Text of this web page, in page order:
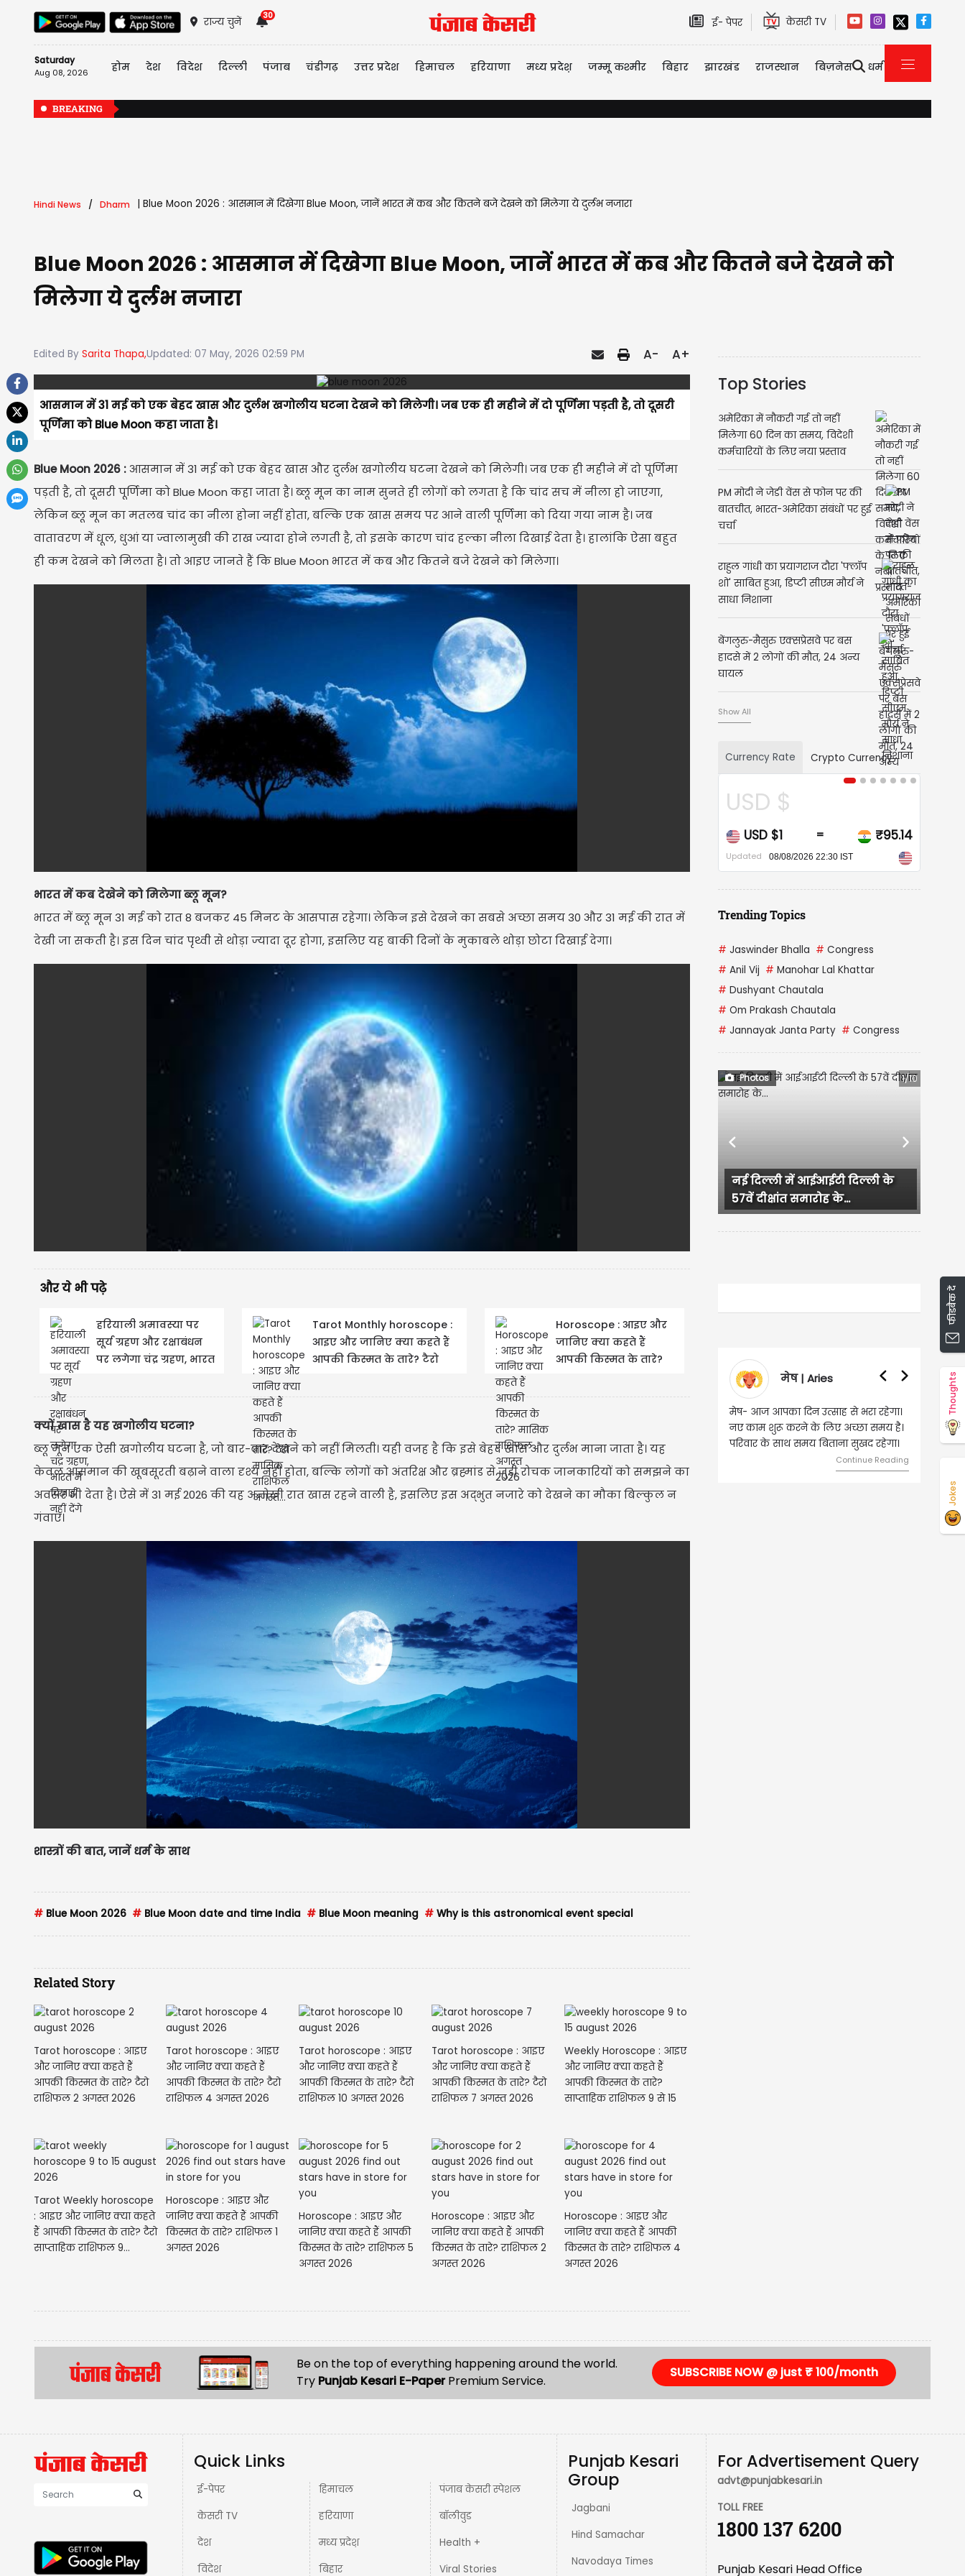
राज्य चुनें
30
ई- पेपर केसरी TV
Saturday
Aug 08, 2026 होम देश विदेश दिल्ली पंजाब चंडीगढ़ उत्तर प्रदेश हिमाचल हरियाणा मध्य प्रदेश़ जम्मू कश्मीर बिहार झारखंड राजस्थान बिज़नेस धर्म
BREAKING
Hindi News Dharm Blue Moon 2026 : आसमान में दिखेगा Blue Moon, जानें भारत में कब और कितने बजे देखने को मिलेगा ये दुर्लभ नजारा
Blue Moon 2026 : आसमान में दिखेगा Blue Moon, जानें भारत में कब और कितने बजे देखने को
मिलेगा ये दुर्लभ नजारा
Edited By Sarita Thapa,Updated: 07 May, 2026 02:59 PM A- A+
आसमान में 31 मई को एक बेहद खास और दुर्लभ खगोलीय घटना देखने को मिलेगी। जब एक ही महीने में दो पूर्णिमा पड़ती है, तो दूसरी
पूर्णिमा को Blue Moon कहा जाता है।
Blue Moon 2026 :आसमान में 31 मई को एक बेहद खास और दुर्लभ खगोलीय घटना देखने को मिलेगी। जब एक ही महीने में दो पूर्णिमा
पड़ती है, तो दूसरी पूर्णिमा को Blue Moon कहा जाता है। ब्लू मून का नाम सुनते ही लोगों को लगता है कि चांद सच में नीला हो जाएगा,
लेकिन ब्लू मून का मतलब चांद का नीला होना नहीं होता, बल्कि एक खास समय पर आने वाली पूर्णिमा को दिया गया नाम है। जब
वातावरण में धूल, धुआं या ज्वालामुखी की राख ज्यादा होने लगती है, तो इसके कारण चांद हल्का नीला दिखाई देता है। हालांकि ऐसा बहुत
ही कम देखने को मिलता है। तो आइए जानते हैं कि Blue Moon भारत में कब और कितने बजे देखने को मिलेगा।
भारत में कब देखेने को मिलेगा ब्लू मून?
भारत में ब्लू मून 31 मई को रात 8 बजकर 45 मिनट के आसपास रहेगा। लेकिन इसे देखने का सबसे अच्छा समय 30 और 31 मई की रात में
देखी जा सकती है। इस दिन चांद पृथ्वी से थोड़ा ज्यादा दूर होगा, इसलिए यह बाकी दिनों के मुकाबले थोड़ा छोटा दिखाई देगा।
और ये भी पढ़े
हरियाली अमावस्या पर
सूर्य ग्रहण और रक्षाबंधन
पर लगेगा चंद्र ग्रहण, भारत
Tarot Monthly horoscope :
आइए और जानिए क्या कहते हैं
आपकी किस्मत के तारे? टैरो
Horoscope : आइए और
जानिए क्या कहते हैं
आपकी किस्मत के तारे?
क्यों खास है यह खगोलीय घटना?
ब्लू मून एक ऐसी खगोलीय घटना है, जो बार-बार देखने को नहीं मिलती। यही वजह है कि इसे बेहद खास और दुर्लभ माना जाता है। यह
केवल आसमान की खूबसूरती बढ़ाने वाला दृश्य नहीं होता, बल्कि लोगों को अंतरिक्ष और ब्रह्मांड से जुड़ी रोचक जानकारियों को समझने का
अवसर भी देता है। ऐसे में 31 मई 2026 की यह अनोखी रात खास रहने वाली है, इसलिए इस अद्भुत नजारे को देखने का मौका बिल्कुल न
गंवाएं।
शास्त्रों की बात, जानें धर्म के साथ
# Blue Moon 2026 # Blue Moon date and time India # Blue Moon meaning # Why is this astronomical event special
Related Story
Tarot horoscope : आइए
और जानिए क्या कहते हैं
आपकी किस्मत के तारे? टैरो
राशिफल 2 अगस्त 2026
Tarot horoscope : आइए
और जानिए क्या कहते हैं
आपकी किस्मत के तारे? टैरो
राशिफल 4 अगस्त 2026
Tarot horoscope : आइए
और जानिए क्या कहते हैं
आपकी किस्मत के तारे? टैरो
राशिफल 10 अगस्त 2026
Tarot horoscope : आइए
और जानिए क्या कहते हैं
आपकी किस्मत के तारे? टैरो
राशिफल 7 अगस्त 2026
Weekly Horoscope : आइए
और जानिए क्या कहते हैं
आपकी किस्मत के तारे?
साप्ताहिक राशिफल 9 से 15
Tarot Weekly horoscope
: आइए और जानिए क्या कहते
हैं आपकी किस्मत के तारे? टैरो
साप्ताहिक राशिफल 9...
Horoscope : आइए और
जानिए क्या कहते हैं आपकी
किस्मत के तारे? राशिफल 1
अगस्त 2026
Horoscope : आइए और
जानिए क्या कहते हैं आपकी
किस्मत के तारे? राशिफल 5
अगस्त 2026
Horoscope : आइए और
जानिए क्या कहते हैं आपकी
किस्मत के तारे? राशिफल 2
अगस्त 2026
Horoscope : आइए और
जानिए क्या कहते हैं आपकी
किस्मत के तारे? राशिफल 4
अगस्त 2026
Top Stories
अमेरिका में नौकरी गई तो नहीं
मिलेगा 60 दिन का समय, विदेशी
कर्मचारियों के लिए नया प्रस्ताव
PM मोदी ने जेडी वेंस से फोन पर की
बातचीत, भारत-अमेरिका संबंधों पर हुई
चर्चा
राहुल गांधी का प्रयागराज दौरा 'फ्लॉप
शो' साबित हुआ, डिप्टी सीएम मौर्य ने
साधा निशाना
बेंगलुरु-मैसुरु एक्सप्रेसवे पर बस
हादसे में 2 लोगों की मौत, 24 अन्य
घायल
Show All
Currency Rate Crypto Currency
USD $ CAD $
CAD $1 = ₹68.20
Updated 08/08/2026 22:30 IST
Trending Topics
# Jaswinder Bhalla # Congress
# Anil Vij # Manohar Lal Khattar
# Dushyant Chautala
# Om Prakash Chautala
# Jannayak Janta Party # Congress
Photos 1/10
Jalandhar में Grand Spa Center
में पुलिस की Raid, हिरासत...
Previous Next
परिवार के साथ समय बिताना सुखद रहेगा।
वृषभ | Taurus
वृष- आज का दिन इस राशि के जातकों के
लिए शुभ रहने वाला है। धन और नौकरी के
मामलों में सफलता मिलेगी। मित्रों से
मेलजोल बढ़ेगा। आर्थिक निवेश सोच-
Be on the top of everything happening around the world.
Try Punjab Kesari E-PaperPremium Service.
SUBSCRIBE NOW @ just ₹ 100/month
Quick Links
ई-पेपर
केसरी TV
देश
विदेश
हिमाचल
हरियाणा
मध्य प्रदेश़
बिहार
पंजाब केसरी स्पेशल
बॉलीवुड
Health +
Viral Stories
Punjab Kesari
Group
Jagbani
Hind Samachar
Navodaya Times
For Advertisement Query
advt@punjabkesari.in
TOLL FREE
1800 137 6200
Punjab Kesari Head Office
फीडबैक दें
Thoughts
Jokes